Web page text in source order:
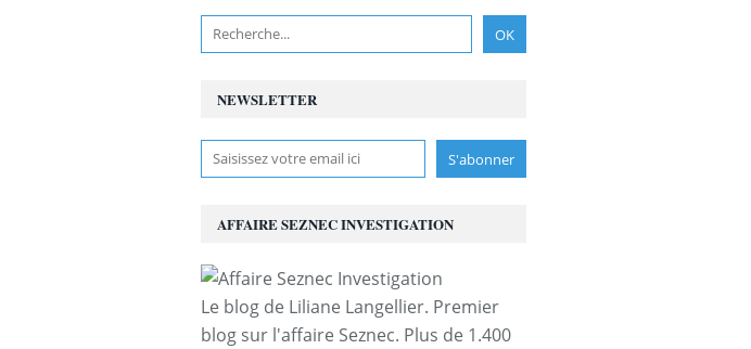
NEWSLETTER
AFFAIRE SEZNEC INVESTIGATION
Le blog de Liliane Langellier. Premier
blog sur l'affaire Seznec. Plus de 1.400